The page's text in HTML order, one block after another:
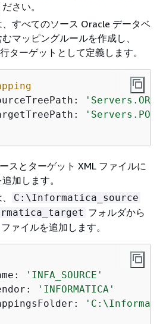
さい。
すべてのソース Oracle データベ
マッピングルールを作成し、
ターゲットとして定義します。
スとターゲット XML ファイルに
加します。
C:\Informatica_source
フォルダから
ァイルを追加します。
'INFA_SOURCE'
'INFORMATICA'